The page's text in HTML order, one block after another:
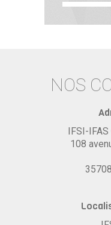
NOS
IFSI-IFAS
108